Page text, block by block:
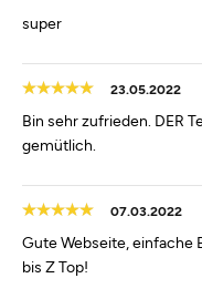
super
23.05.2022
Bin sehr zufrieden. DER
gemütlich.
07.03.2022
Gute Webseite, einfache
bis Z Top!